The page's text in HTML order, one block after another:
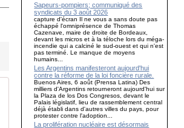
Sapeurs-pompiers; communiqué des
syndicats du 3 août 2026
capture d'écran Il ne vous a sans doute pas
échappé l'omniprésence de Thomas
Cazenave, maire de droite de Bordeaux,
devant les micros et à la téloche lors du méga-
incendie qui a calciné le sud-ouest et qui n'est
pas terminé. Le manque de moyens
humains...
Les Argentins manifesteront aujourd'hui
contre la réforme de la loi foncière rurale.
Buenos Aires, 6 août (Prensa Latina) Des
milliers d'Argentins retourneront aujourd'hui sur
la Plaza de los Dos Congresos, devant le
Palais législatif, lieu de rassemblement central
déjà établi dans d'autres villes du pays, pour
protester contre l'adoption...
La prolifération nucléaire est désormais